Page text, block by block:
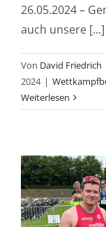
26.05.2024 –
auch unsere [...]
Von David Friedrich
2024 |
Weiterlesen